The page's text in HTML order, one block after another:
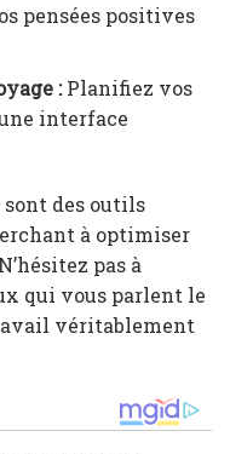
pensées positives
:Planifiez vos
interface
sont des outils
à optimiser
pas à
qui vous parlent le
véritablement